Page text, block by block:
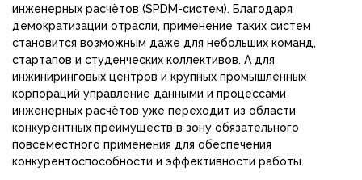
инженерных расчётов (SPDM-систем). Благодаря
демократизации отрасли, применение таких систем
становится возможным даже для небольших команд,
стартапов и студенческих коллективов. А для
инжиниринговых центров и крупных промышленных
корпораций управление данными и процессами
инженерных расчётов уже переходит из области
конкурентных преимуществ в зону обязательного
повсеместного применения для обеспечения
конкурентоспособности и эффективности работы.